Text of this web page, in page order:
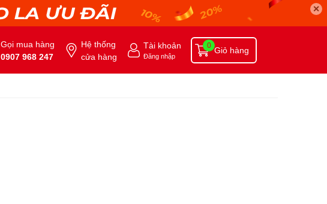
✕
Gọi mua hàng
0907 968 247
Hệ thống
cửa hàng
Tài khoản
Đăng nhập
Giỏ hàng
0